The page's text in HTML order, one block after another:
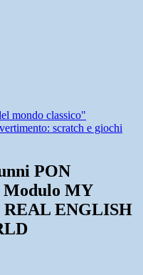
mondo classico"
scratch e giochi
PON
Modulo MY
REAL ENGLISH